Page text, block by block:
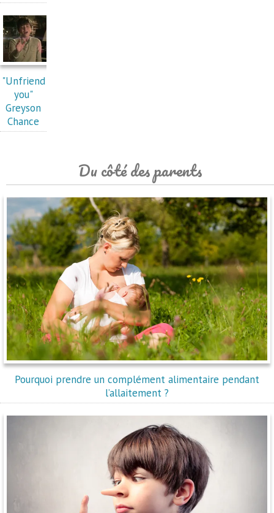
"Unfriend
you"
Greyson
Chance
Du côté des parents
Pourquoi prendre un complément alimentaire pendant
l’allaitement ?